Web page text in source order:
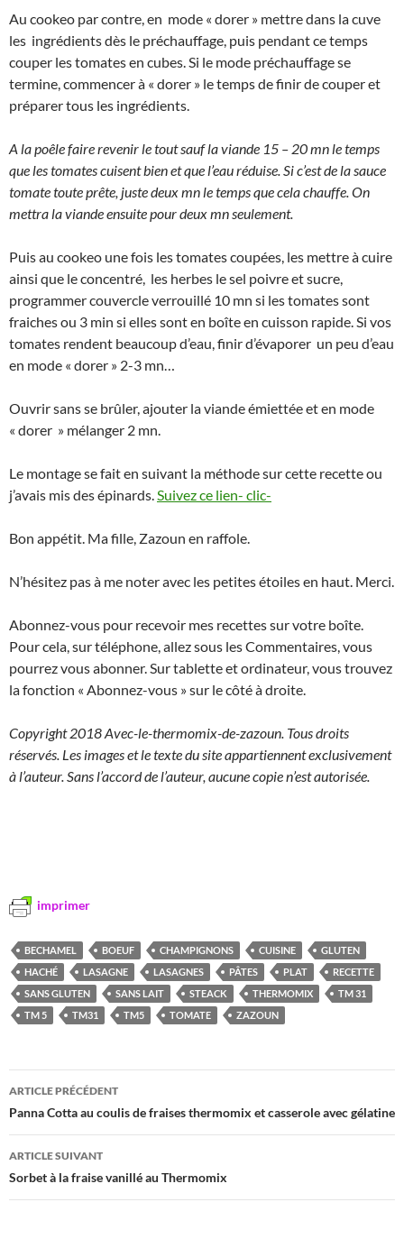
Au cookeo par contre, en mode « dorer » mettre dans la cuve
les ingrédients dès le préchauffage, puis pendant ce temps
couper les tomates en cubes. Si le mode préchauffage se
termine, commencer à « dorer » le temps de finir de couper et
préparer tous les ingrédients.
A la poêle faire revenir le tout sauf la viande 15 – 20 mn le temps
que les tomates cuisent bien et que l’eau réduise. Si c’est de la sauce
tomate toute prête, juste deux mn le temps que cela chauffe. On
mettra la viande ensuite pour deux mn seulement.
Puis au cookeo une fois les tomates coupées, les mettre à cuire
ainsi que le concentré, les herbes le sel poivre et sucre,
programmer couvercle verrouillé 10 mn si les tomates sont
fraiches ou 3 min si elles sont en boîte en cuisson rapide. Si vos
tomates rendent beaucoup d’eau, finir d’évaporer un peu d’eau
en mode « dorer » 2-3 mn…
Ouvrir sans se brûler, ajouter la viande émiettée et en mode
« dorer » mélanger 2 mn.
Le montage se fait en suivant la méthode sur cette recette ou
j’avais mis des épinards.Suivez ce lien- clic-
Bon appétit. Ma fille, Zazoun en raffole.
N’hésitez pas à me noter avec les petites étoiles en haut. Merci.
Abonnez-vous pour recevoir mes recettes sur votre boîte.
Pour cela, sur téléphone, allez sous les Commentaires, vous
pourrez vous abonner. Sur tablette et ordinateur, vous trouvez
la fonction « Abonnez-vous » sur le côté à droite.
Copyright 2018 Avec-le-thermomix-de-zazoun. Tous droits
réservés. Les images et le texte du site appartiennent exclusivement
à l’auteur. Sans l’accord de l’auteur, aucune copie n’est autorisée.
imprimer
BECHAMEL BOEUF CHAMPIGNONS CUISINE
GLUTEN
HACHÉ
LASAGNE LASAGNES PÂTES PLAT
RECETTE
SANS GLUTEN
SANS LAIT STEACK THERMOMIX
TM 31
TM 5
TM31 TM5 TOMATE ZAZOUN
Navigation
des
articles
ARTICLE PRÉCÉDENT
Panna Cotta au coulis de fraises thermomix et casserole avec gélatine
ARTICLE SUIVANT
Sorbet à la fraise vanillé au Thermomix